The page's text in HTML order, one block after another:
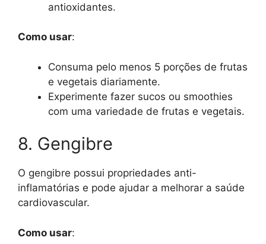
antioxidantes.
Como usar:
Consuma pelo menos 5 porções de frutas
e vegetais diariamente.
Experimente fazer sucos ou smoothies
com uma variedade de frutas e vegetais.
8. Gengibre
O gengibre possui propriedades anti-
inflamatórias e pode ajudar a melhorar a saúde
cardiovascular.
Como usar: